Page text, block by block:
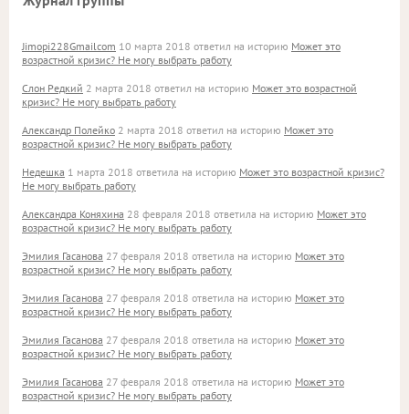
Jimopi228Gmailcom 10 марта 2018 ответил на историю Может это
возрастной кризис? Не могу выбрать работу
Слон Редкий 2 марта 2018 ответил на историю Может это возрастной
кризис? Не могу выбрать работу
Александр Полейко 2 марта 2018 ответил на историю Может это
возрастной кризис? Не могу выбрать работу
Недешка 1 марта 2018 ответила на историю Может это возрастной кризис?
Не могу выбрать работу
Александра Коняхина 28 февраля 2018 ответила на историю Может это
возрастной кризис? Не могу выбрать работу
Эмилия Гасанова 27 февраля 2018 ответила на историю Может это
возрастной кризис? Не могу выбрать работу
Эмилия Гасанова 27 февраля 2018 ответила на историю Может это
возрастной кризис? Не могу выбрать работу
Эмилия Гасанова 27 февраля 2018 ответила на историю Может это
возрастной кризис? Не могу выбрать работу
Эмилия Гасанова 27 февраля 2018 ответила на историю Может это
возрастной кризис? Не могу выбрать работу